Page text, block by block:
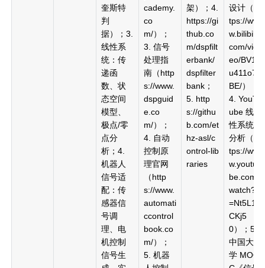
奎斯特
判
据）；3.
线性系
统：传
递函
数、状
态空间
模型、
极点/零
点分
析；4.
机器人
信号适
配：传
感器信
号调
理、电
机控制
信号生
cademy.
co
m/）；
3. 信号
处理指
南（http
s://www.
dspguid
e.co
m/）；
4. 自动
控制原
理官网
（http
s://www.
automati
ccontrol
book.co
m/）；
5. 机器
架）；4.
https://gi
thub.co
m/dspfilt
erbank/
dspfilter
bank；
5. http
s://githu
b.com/et
hz-asl/c
ontrol-lib
raries
设计（ht
tps://ww
w.bilibili.
com/vid
eo/BV1p
u411o7
BE/）；
4. YouT
ube 线
性系统
分析（ht
tps://ww
w.youtu
be.com/
watch?v
=Nt5L1j
CKj5
0）；5.
中国大
学 MOO